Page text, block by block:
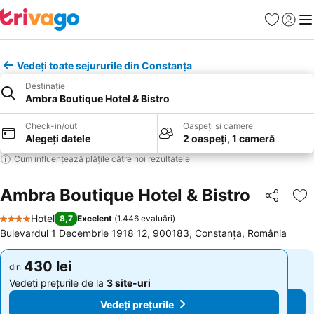
Favorite
Vedeți toate sejururile din Constanța
Destinație
Ambra Boutique Hotel & Bistro
Check-in/out
Alegeți datele
Oaspeți și camere
2 oaspeți, 1 cameră
Cum influențează plățile către noi rezultatele
Ambra Boutique Hotel & Bistro Distribuiți
4 Stele
Hotel 8,7 Excelent (1.446 evaluări)
Bulevardul 1 Decembrie 1918 12, 900183, Constanța, România
din 430 lei
Vedeți prețurile de la 3 site-uri
Vedeți prețurile
din 430 lei
Vedeți prețurile de la 3 site-uri
Vedeți prețurile